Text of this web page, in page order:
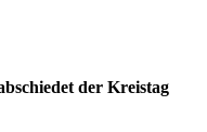
der Kreistag